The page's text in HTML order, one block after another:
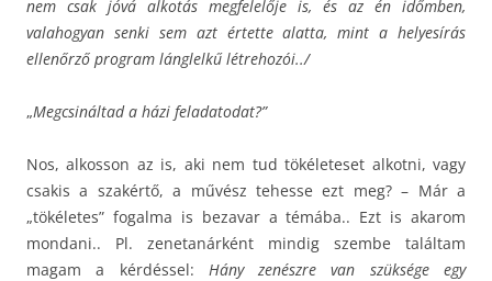
nem csak jóvá alkotás megfelelője is, és az én időmben,
valahogyan senki sem azt értette alatta, mint a helyesírás
ellenőrző program lánglelkű létrehozói../
„Megcsináltad a házi feladatodat?”
Nos, alkosson az is, aki nem tud tökéleteset alkotni, vagy
csakis a szakértő, a művész tehesse ezt meg? – Már a
„tökéletes” fogalma is bezavar a témába.. Ezt is akarom
mondani.. Pl. zenetanárként mindig szembe találtam
magam a kérdéssel: Hány zenészre van szüksége egy